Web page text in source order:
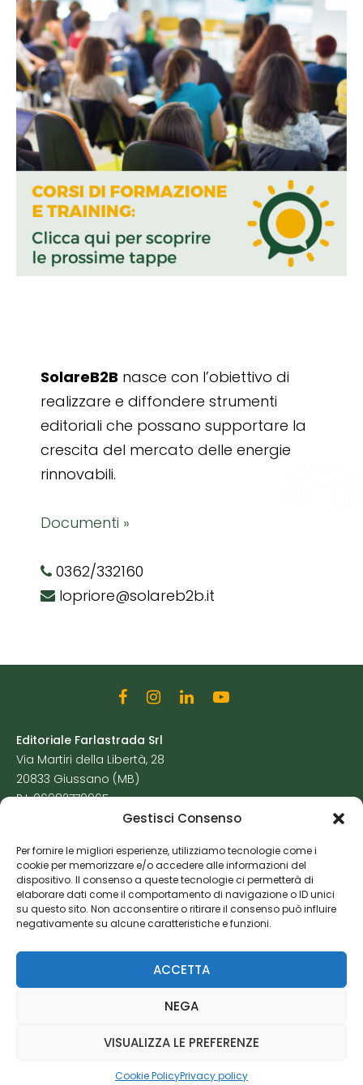
Gestisci Consenso
Per fornire le migliori esperienze, utilizziamo tecnologie come i
cookie per memorizzare e/o accedere alle informazioni del
dispositivo. Il consenso a queste tecnologie ci permetterà di
elaborare dati come il comportamento di navigazione o ID unici
su questo sito. Non acconsentire o ritirare il consenso può influire
negativamente su alcune caratteristiche e funzioni.
ACCETTA
NEGA
VISUALIZZA LE PREFERENZE
Cookie PolicyPrivacy policy
SolareB2B nasce con l’obiettivo di
realizzare e diffondere strumenti
editoriali che possano supportare la
crescita del mercato delle energie
rinnovabili.
Documenti »
0362/332160
lopriore@solareb2b.it
Editoriale Farlastrada Srl
Via Martiri della Libertà, 28
20833 Giussano (MB)
P.I. 06982770965
Cookie Policy
Risorse Aggiuntive